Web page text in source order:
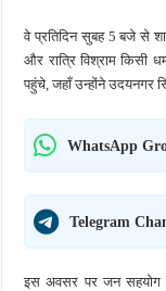
वे प्रतिदिन सुबह 5 बजे से
और रात्रि विश्राम किसी
पहुंचे, जहाँ उन्होंने उदयनगर
WhatsApp
Telegram
इस अवसर पर जन सहयोग